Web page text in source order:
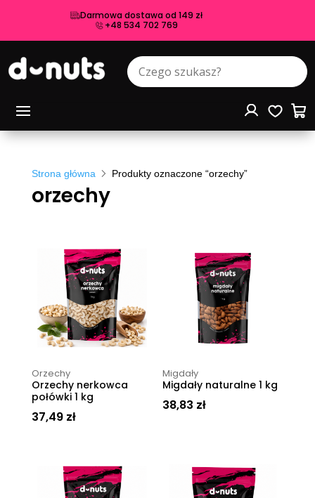
Darmowa dostawa od 149 zł
+48 534 702 769
Strona główna Produkty oznaczone “orzechy”
orzechy
Orzechy
Orzechy nerkowca
połówki 1 kg
37,49 zł
Migdały
Migdały naturalne 1 kg
38,83 zł